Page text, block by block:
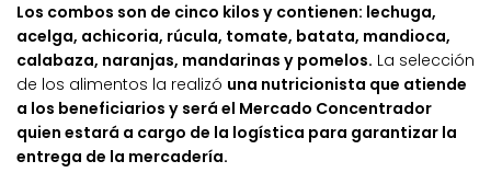
Los combos son de cinco kilos y contienen: lechuga,
acelga, achicoria, rúcula, tomate, batata, mandioca,
calabaza, naranjas, mandarinas y pomelos. La selección
de los alimentos la realizó una nutricionista que atiende
a los beneficiarios y será el Mercado Concentrador
quien estará a cargo de la logística para garantizar la
entrega de la mercadería.